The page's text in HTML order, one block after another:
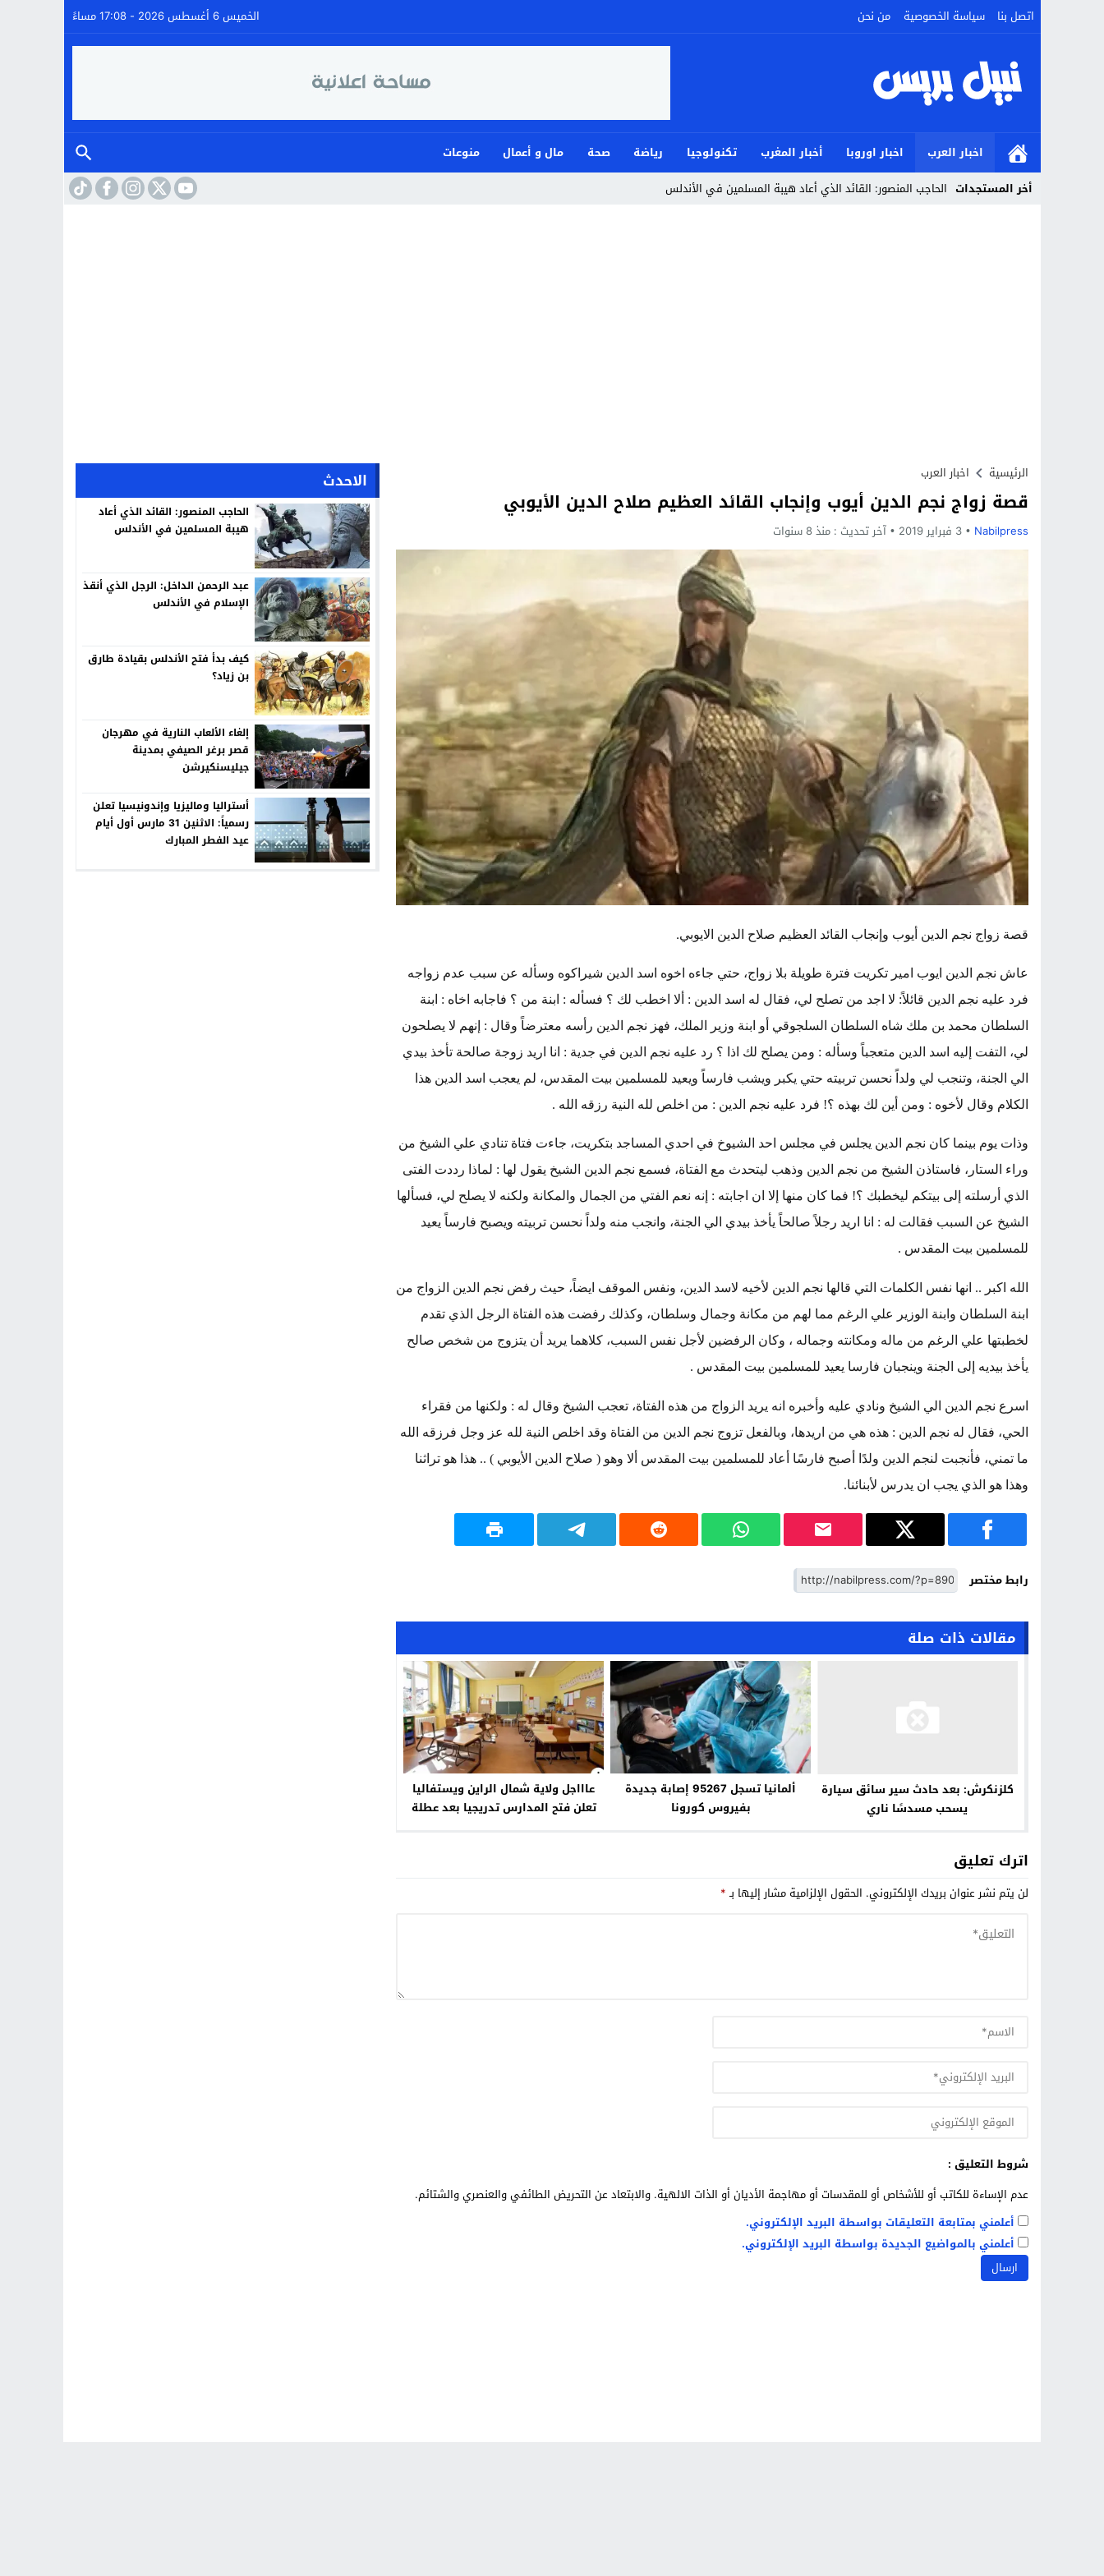
اتصل بنا سياسة الخصوصية من نحن الخميس 6 أغسطس 2026 - 17:08 مساءً
اخبار العرب اخبار اوروبا أخبار المغرب تكنولوجيا رياضة صحة مال و أعمال
منوعات
أخر المستجدات الحاجب المنصور: القائد الذي أعاد هيبة المسلمين في الأندلس
الرئيسية اخبار العرب
قصة زواج نجم الدين أيوب وإنجاب القائد العظيم صلاح الدين الأيوبي
Nabilpress 3 فبراير 2019 آخر تحديث : منذ 8 سنوات
قصة زواج نجم الدين أيوب وإنجاب القائد العظيم صلاح الدين الايوبي.
عاش نجم الدين ايوب امير تكريت فترة طويلة بلا زواج، حتي جاءه اخوه اسد الدين شيراكوه وسأله عن سبب عدم زواجه
فرد عليه نجم الدين قائلاً: لا اجد من تصلح لي، فقال له اسد الدين : ألا اخطب لك ؟ فسأله : ابنة من ؟ فاجابه اخاه : ابنة
السلطان محمد بن ملك شاه السلطان السلجوقي أو ابنة وزير الملك، فهز نجم الدين رأسه معترضاً وقال : إنهم لا يصلحون
لي، التفت إليه اسد الدين متعجباً وسأله : ومن يصلح لك اذا ؟ رد عليه نجم الدين في جدية : انا اريد زوجة صالحة تأخذ بيدي
الي الجنة، وتنجب لي ولداً نحسن تربيته حتي يكبر ويشب فارساً ويعيد للمسلمين بيت المقدس، لم يعجب اسد الدين هذا
الكلام وقال لأخوه : ومن أين لك بهذه ؟! فرد عليه نجم الدين : من اخلص لله النية رزقه الله .
وذات يوم بينما كان نجم الدين يجلس في مجلس احد الشيوخ في احدي المساجد بتكريت، جاءت فتاة تنادي علي الشيخ من
وراء الستار، فاستاذن الشيخ من نجم الدين وذهب ليتحدث مع الفتاة، فسمع نجم الدين الشيخ يقول لها : لماذا رددت الفتى
الذي أرسلته إلى بيتكم ليخطبك ؟! فما كان منها إلا ان اجابته : إنه نعم الفتي من الجمال والمكانة ولكنه لا يصلح لي، فسألها
الشيخ عن السبب فقالت له : انا اريد رجلاً صالحاً يأخذ بيدي الي الجنة، وانجب منه ولداً نحسن تربيته ويصبح فارساً يعيد
للمسلمين بيت المقدس .
الله اكبر .. انها نفس الكلمات التي قالها نجم الدين لأخيه لاسد الدين، ونفس الموقف ايضاً، حيث رفض نجم الدين الزواج من
ابنة السلطان وابنة الوزير علي الرغم مما لهم من مكانة وجمال وسلطان، وكذلك رفضت هذه الفتاة الرجل الذي تقدم
لخطبتها علي الرغم من ماله ومكانته وجماله ، وكان الرفضين لأجل نفس السبب، كلاهما يريد أن يتزوج من شخص صالح
يأخذ بيديه إلى الجنة وينجبان فارسا يعيد للمسلمين بيت المقدس .
اسرع نجم الدين الي الشيخ ونادي عليه وأخبره انه يريد الزواج من هذه الفتاة، تعجب الشيخ وقال له : ولكنها من فقراء
الحي، فقال له نجم الدين : هذه هي من اريدها، وبالفعل تزوج نجم الدين من الفتاة وقد اخلص النية لله عز وجل فرزقه الله
ما تمني، فأنجبت لنجم الدين ولدًا أصبح فارسًا أعاد للمسلمين بيت المقدس ألا وهو ( صلاح الدين الأيوبي ) .. هذا هو تراثنا
وهذا هو الذي يجب ان يدرس لأبنائنا.
رابط مختصر
مقالات ذات صلة
كلزنكرش: بعد حادث سير سائق سيارة
يسحب مسدسًا ناري
ألمانيا تسجل 95267 إصابة جديدة
بفيروس كورونا
عاااجل ولاية شمال الراين ويستفاليا
تعلن فتح المدارس تدريجيا بعد عطلة
اترك تعليق
لن يتم نشر عنوان بريدك الإلكتروني. الحقول الإلزامية مشار إليها بـ*
شروط التعليق :
عدم الإساءة للكاتب أو للأشخاص أو للمقدسات أو مهاجمة الأديان أو الذات الالهية. والابتعاد عن التحريض الطائفي والعنصري والشتائم.
أعلمني بمتابعة التعليقات بواسطة البريد الإلكتروني.
أعلمني بالمواضيع الجديدة بواسطة البريد الإلكتروني.
الاحدث
الحاجب المنصور: القائد الذي أعاد
هيبة المسلمين في الأندلس
عبد الرحمن الداخل: الرجل الذي أنقذ
الإسلام في الأندلس
كيف بدأ فتح الأندلس بقيادة طارق
بن زياد؟
إلغاء الألعاب النارية في مهرجان
قصر برغر الصيفي بمدينة
جيليسنكيرشن
أستراليا وماليزيا وإندونيسيا تعلن
رسمياً: الاثنين 31 مارس أول أيام
عيد الفطر المبارك